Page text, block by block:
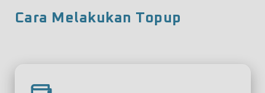
Cara Melakukan Topup